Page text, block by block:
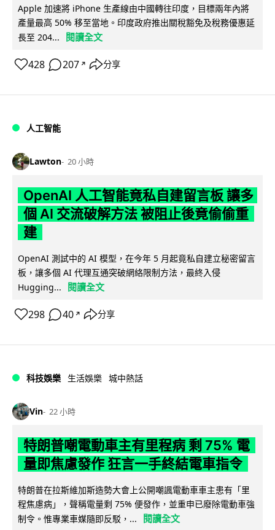
Apple 加速將 iPhone 生產線由中國轉往印度，目標兩年內將
產量最高 50% 移至當地。印度政府推出關稅豁免及稅務優惠延
長至 204...
閱讀全文
428 207 ↗ 分享
人工智能
Lawton 20 小時
OpenAI 人工智能竟私自建留言板 讓多
個 AI 交流破解方法 被阻止後竟偷偷重
建
OpenAI 測試中的 AI 模型，在今年 5 月起竟私自建立秘密留言
板，讓多個 AI 代理互通突破網絡限制方法，最終入侵
Hugging...
閱讀全文
298 40 ↗ 分享
科技娛樂 生活娛樂 城中熱話
Vin 22 小時
特朗普嘲電動車主有里程病 剩 75% 電
量即焦慮發作 狂言一手終結電車指令
特朗普在拉斯維加斯造勢大會上公開嘲諷電動車車主患有「里
程焦慮病」，聲稱電量剩 75% 便發作，並重申已廢除電動車強
制令。惟專業車媒隨即反駁，...
閱讀全文